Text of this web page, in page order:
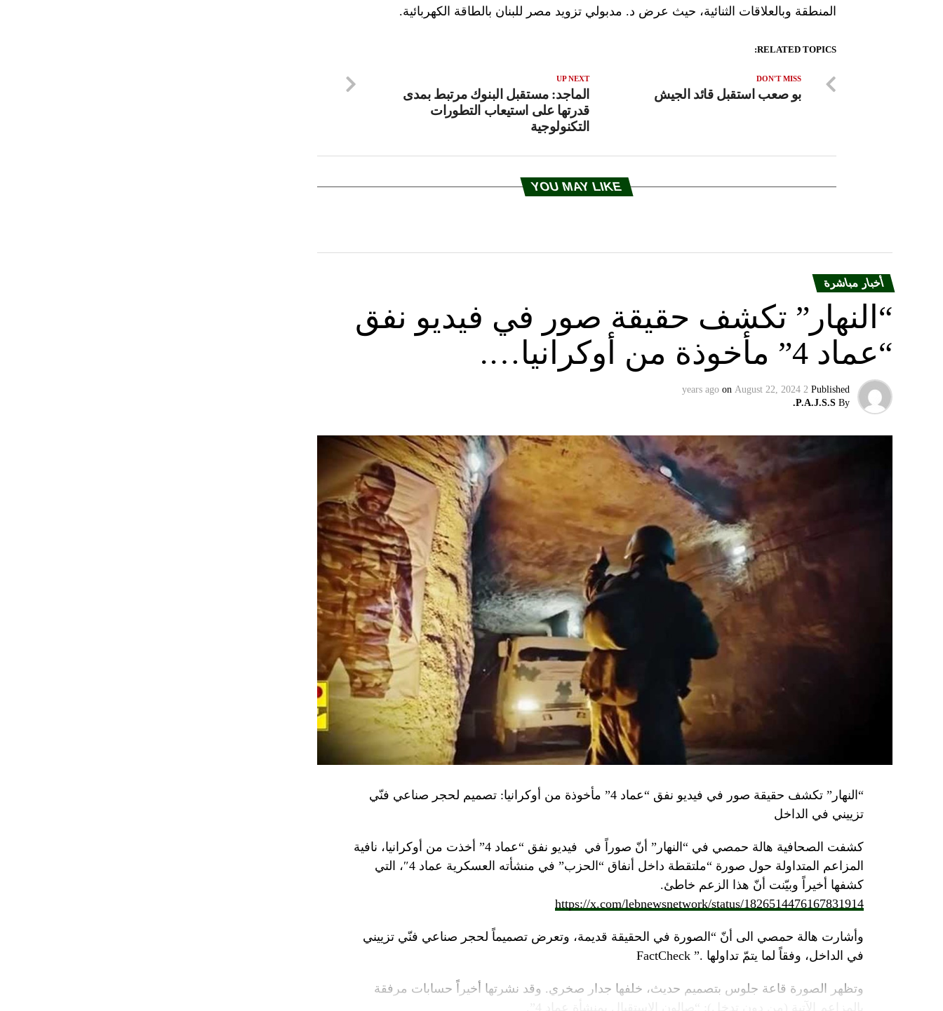
المنطقة وبالعلاقات الثنائية، حيث عرض د. مدبولي تزويد مصر للبنان بالطاقة الكهربائية.
RELATED TOPICS:
UP NEXT
الماجد: مستقبل البنوك مرتبط بمدى
قدرتها على استيعاب التطورات
التكنولوجية
DON'T MISS
بو صعب استقبل قائد الجيش
YOU MAY LIKE
أخبار مباشرة
“النهار” تكشف حقيقة صور في فيديو نفق
“عماد 4” مأخوذة من أوكرانيا….
Published
2 years ago
on August 22, 2024
By
P.A.J.S.S.
“النهار” تكشف حقيقة صور في فيديو نفق “عماد 4” مأخوذة من أوكرانيا: تصميم لحجر صناعي فنّي
تزييني في الداخل
كشفت الصحافية هالة حمصي في “النهار” أنّ صوراً في فيديو
نفق “عماد 4” أخذت من أوكرانيا، نافية
المزاعم المتداولة حول صورة “ملتقطة داخل أنفاق “الحزب” في منشأته العسكرية عماد 4″، التي
كشفها أخيراً وبيّنت أنّ هذا الزعم خاطئ.
https://x.com/lebnewsnetwork/status/1826514476167831914
وأشارت هالة حمصي الى أنّ “الصورة في الحقيقة قديمة، وتعرض تصميماً لحجر صناعي فنّي تزييني
في الداخل، وفقاً لما يتمّ تداولها .” FactCheck
وتظهر الصورة قاعة جلوس بتصميم حديث، خلفها جدار صخري. وقد نشرتها أخيراً حسابات مرفقة